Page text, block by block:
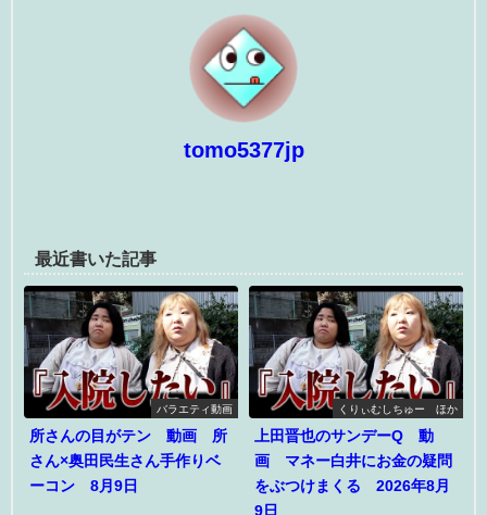
tomo5377jp
最近書いた記事
バラエティ動画
所さんの目がテン 動画 所
さん×奥田民生さん手作りベ
ーコン 8月9日
くりぃむしちゅー ほか
上田晋也のサンデーQ 動
画 マネー白井にお金の疑問
をぶつけまくる 2026年8月
9日